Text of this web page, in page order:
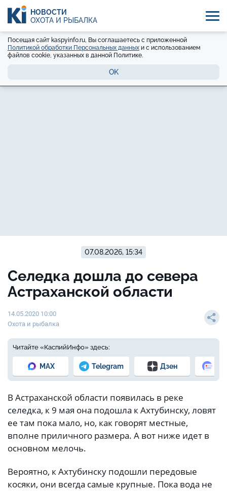
НОВОСТИ
ОХОТА И РЫБАЛКА
Посещая сайт kaspyinfo.ru, Вы соглашаетесь с приложенной
Политикой обработки Персональных данных и с использованием
файлов cookie, указанных в данной Политике.
OK
07.08.2026, 15:34
Селедка дошла до севера
Астраханской области
14.05.2020 10:00
Охота и рыбалка
Читайте «КаспийИнфо» здесь:
MAX Telegram Дзен
В Астраханской области появилась в реке
селедка, к 9 мая она подошла к Ахтубинску, ловят
ее там пока мало, но, как говорят местные,
вполне приличного размера. А вот ниже идет в
основном мелочь.
Вероятно, к Ахтубинску подошли передовые
косяки, они всегда самые крупные. Пока вода не